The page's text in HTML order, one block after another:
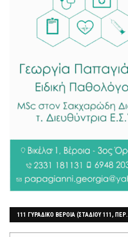
111 ΓΥΡΑΔΙΚΟ ΒΕΡΟΙΑ (ΣΤΑΔΙΟΥ 111, ΠΕΡ.